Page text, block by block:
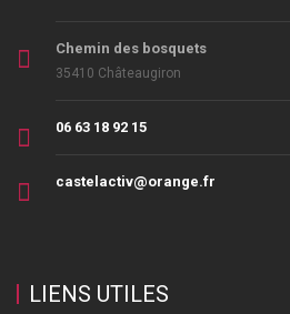
Chemin des bosquets
35410 Châteaugiron
06 63 18 92 15
castelactiv@orange.fr
LIENS UTILES